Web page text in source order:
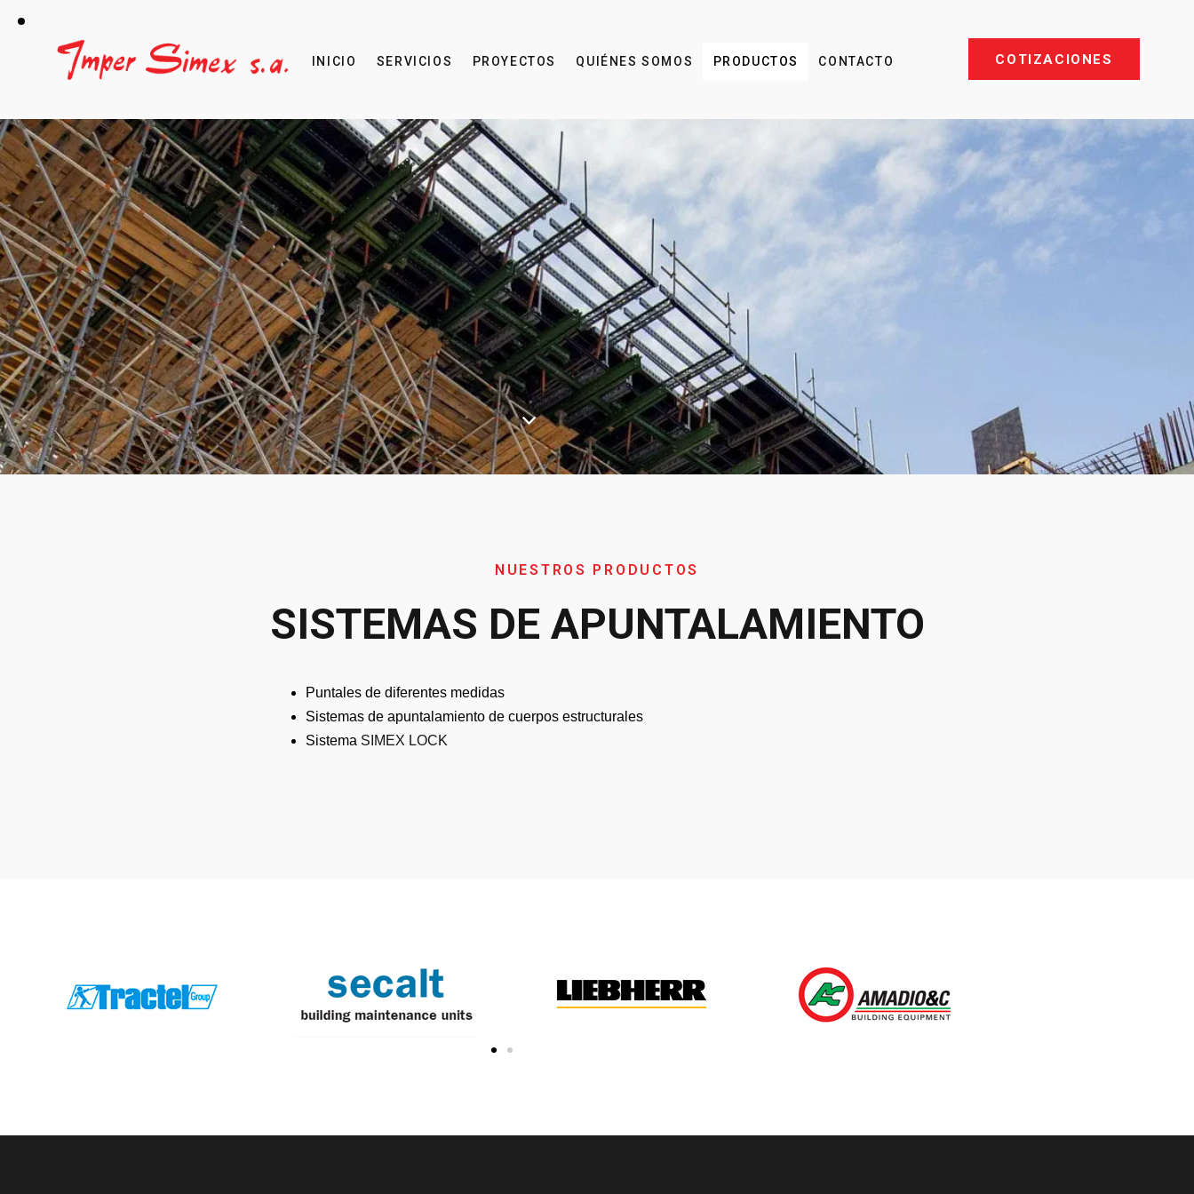
INICIO SERVICIOS PROYECTOS QUIÉNES SOMOS PRODUCTOS CONTACTO COTIZACIONES
NUESTROS PRODUCTOS
SISTEMAS DE APUNTALAMIENTO
Puntales de diferentes medidas
Sistemas de apuntalamiento de cuerpos estructurales
Sistema SIMEX LOCK